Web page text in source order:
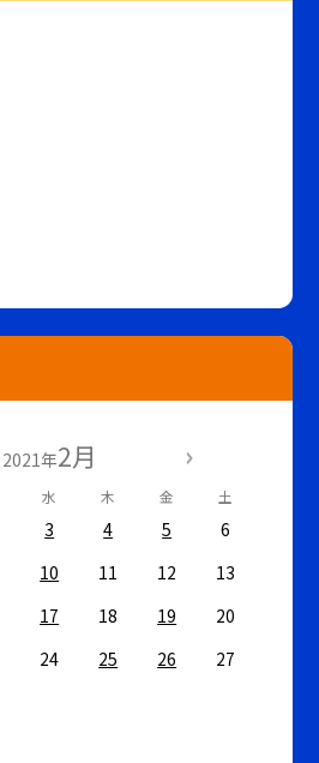
2021年2月
水 木 金 土
3 4 5
6
10 11 12
13
17 18 19
20
24 25 26
27